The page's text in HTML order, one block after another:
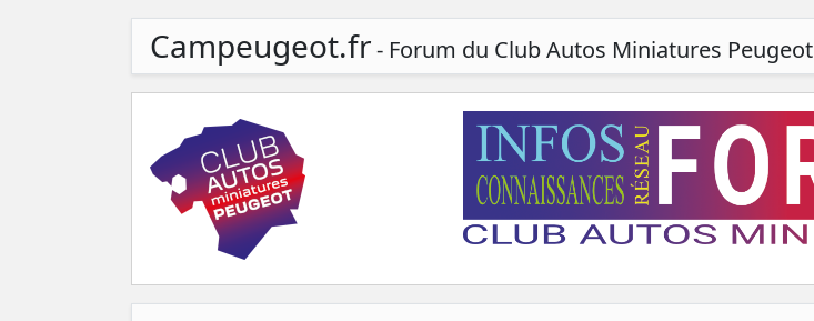
Campeugeot.fr- Forum du Club Autos Miniatures Peugeot